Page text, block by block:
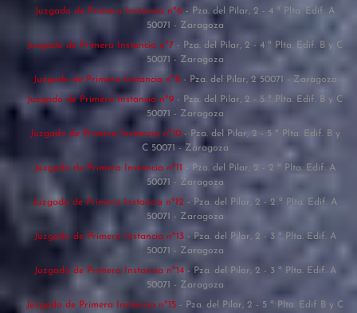
Juzgado de Primera Instancia nº6 - Pza. del Pilar, 2 - 4 ª Plta. Edif. A
50071 - Zaragoza
Juzgado de Primera Instancia nº7 - Pza. del Pilar, 2 - 4 ª Plta. Edif. B y C
50071 - Zaragoza
Juzgado de Primera Instancia nº8 - Pza. del Pilar, 2 50071 - Zaragoza
Juzgado de Primera Instancia nº9 - Pza. del Pilar, 2 - 5 ª Plta. Edif. B y C
50071 - Zaragoza
Juzgado de Primera Instancia nº10 - Pza. del Pilar, 2 - 5 ª Plta. Edif. B y
C 50071 - Zaragoza
Juzgado de Primera Instancia nº11 - Pza. del Pilar, 2 - 2 ª Plta. Edif. A
50071 - Zaragoza
Juzgado de Primera Instancia nº12 - Pza. del Pilar, 2 - 2 ª Plta. Edif. A
50071 - Zaragoza
Juzgado de Primera Instancia nº13 - Pza. del Pilar, 2 - 3 ª Plta. Edif. A
50071 - Zaragoza
Juzgado de Primera Instancia nº14 - Pza. del Pilar, 2 - 3 ª Plta. Edif. A
50071 - Zaragoza
Juzgado de Primera Instancia nº15 - Pza. del Pilar, 2 - 5 ª Plta. Edif B y C